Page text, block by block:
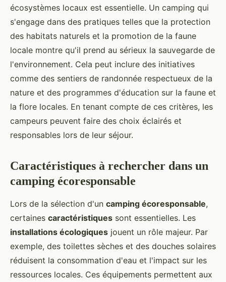
écosystèmes locaux est essentielle. Un camping qui
s'engage dans des pratiques telles que la protection
des habitats naturels et la promotion de la faune
locale montre qu'il prend au sérieux la sauvegarde de
l'environnement. Cela peut inclure des initiatives
comme des sentiers de randonnée respectueux de la
nature et des programmes d'éducation sur la faune et
la flore locales. En tenant compte de ces critères, les
campeurs peuvent faire des choix éclairés et
responsables lors de leur séjour.
Caractéristiques à rechercher dans un
camping écoresponsable
Lors de la sélection d'un camping écoresponsable,
certaines caractéristiques sont essentielles. Les
installations écologiques jouent un rôle majeur. Par
exemple, des toilettes sèches et des douches solaires
réduisent la consommation d'eau et l'impact sur les
ressources locales. Ces équipements permettent aux